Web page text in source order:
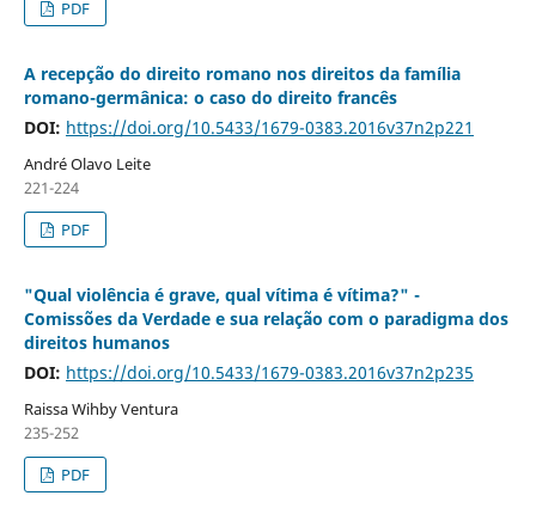
PDF
A recepção do direito romano nos direitos da família
romano-germânica: o caso do direito francês
DOI: https://doi.org/10.5433/1679-0383.2016v37n2p221
André Olavo Leite
221-224
PDF
"Qual violência é grave, qual vítima é vítima?" -
Comissões da Verdade e sua relação com o paradigma dos
direitos humanos
DOI: https://doi.org/10.5433/1679-0383.2016v37n2p235
Raissa Wihby Ventura
235-252
PDF